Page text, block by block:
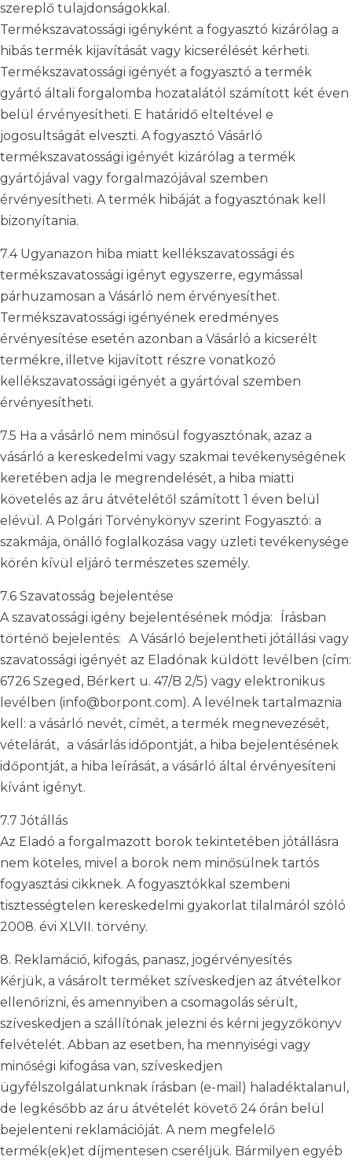
szereplő tulajdonságokkal.
Termékszavatossági igényként a fogyasztó kizárólag a
hibás termék kijavítását vagy kicserélését kérheti.
Termékszavatossági igényét a fogyasztó a termék
gyártó általi forgalomba hozatalától számított két éven
belül érvényesítheti. E határidő elteltével e
jogosultságát elveszti. A fogyasztó Vásárló
termékszavatossági igényét kizárólag a termék
gyártójával vagy forgalmazójával szemben
érvényesítheti. A termék hibáját a fogyasztónak kell
bizonyítania.
7.4 Ugyanazon hiba miatt kellékszavatossági és
termékszavatossági igényt egyszerre, egymással
párhuzamosan a Vásárló nem érvényesíthet.
Termékszavatossági igényének eredményes
érvényesítése esetén azonban a Vásárló a kicserélt
termékre, illetve kijavított részre vonatkozó
kellékszavatossági igényét a gyártóval szemben
érvényesítheti.
7.5 Ha a vásárló nem minősül fogyasztónak, azaz a
vásárló a kereskedelmi vagy szakmai tevékenységének
keretében adja le megrendelését, a hiba miatti
követelés az áru átvételétől számított 1 éven belül
elévül. A Polgári Törvénykönyv szerint Fogyasztó: a
szakmája, önálló foglalkozása vagy üzleti tevékenysége
körén kívül eljáró természetes személy.
7.6 Szavatosság bejelentése
A szavatossági igény bejelentésének módja: Írásban
történő bejelentés: A Vásárló bejelentheti jótállási vagy
szavatossági igényét az Eladónak küldött levélben (cím:
6726 Szeged, Bérkert u. 47/B 2/5) vagy elektronikus
levélben (info@borpont.com). A levélnek tartalmaznia
kell: a vásárló nevét, címét, a termék megnevezését,
vételárát, a vásárlás időpontját, a hiba bejelentésének
időpontját, a hiba leírását, a vásárló által érvényesíteni
kívánt igényt.
7.7 Jótállás
Az Eladó a forgalmazott borok tekintetében jótállásra
nem köteles, mivel a borok nem minősülnek tartós
fogyasztási cikknek. A fogyasztókkal szembeni
tisztességtelen kereskedelmi gyakorlat tilalmáról szóló
2008. évi XLVII. törvény.
8. Reklamáció, kifogás, panasz, jogérvényesítés
Kérjük, a vásárolt terméket szíveskedjen az átvételkor
ellenőrizni, és amennyiben a csomagolás sérült,
szíveskedjen a szállítónak jelezni és kérni jegyzőkönyv
felvételét. Abban az esetben, ha mennyiségi vagy
minőségi kifogása van, szíveskedjen
ügyfélszolgálatunknak írásban (e-mail) haladéktalanul,
de legkésőbb az áru átvételét követő 24 órán belül
bejelenteni reklamációját. A nem megfelelő
termék(ek)et díjmentesen cseréljük. Bármilyen egyéb